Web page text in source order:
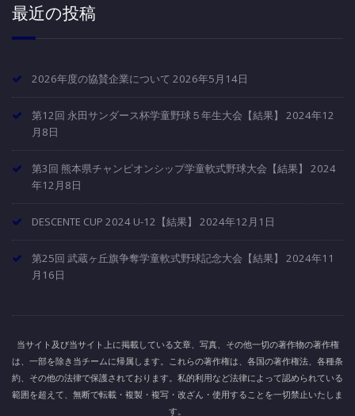
最近の投稿
2026年度の協賛企業について 2026年5月14日
第12回 永田サンダース杯学童野球５年生大会【結果】
2024年12
月8日
第3回 熊本県チャンピオンシップ学童軟式野球大会【結果】
2024
年12月8日
DESCENTE CUP 2024 U-12【結果】 2024年12月1日
第25回 武蔵ヶ丘旗争奪学童軟式野球記念大会【結果】
2024年11
月16日
当サイト及び当サイト上に掲載している文章、写真、その他一切の著作物の著作権
は、一部を除き当チームに帰属します。これらの著作権は、各国の著作権法、各種条
約、その他の法律で保護されております。私的利用など法律によって認められている
範囲を超えて、無断で転載・複製・複写・改ざん・使用することを一切禁止いたしま
す。